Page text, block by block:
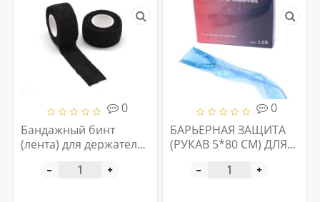
0
Бандажный бинт
(лента) для держателя
0
БАРЬЕРНАЯ ЗАЩИТА
(РУКАВ 5*80 СМ) ДЛЯ